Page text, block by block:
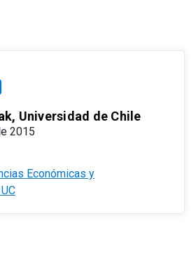
Universidad de Chile
2015
Económicas y